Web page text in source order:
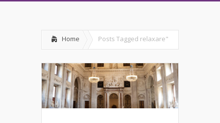
Home Posts Tagged relaxare"